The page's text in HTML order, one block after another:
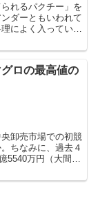
れるパクチー」を
ダーともいわれて
によく入っていま
ロの最高値の
卸売市場での初競
ちなみに、過去４
5540万円（大間